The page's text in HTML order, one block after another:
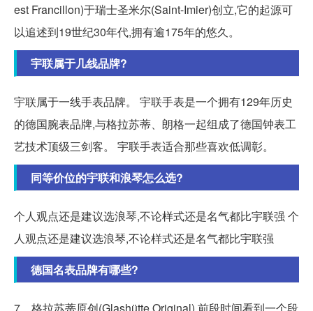
est Francillon)于瑞士圣米尔(Saint-Imier)创立,它的起源可
以追述到19世纪30年代,拥有逾175年的悠久。
宇联属于几线品牌?
宇联属于一线手表品牌。 宇联手表是一个拥有129年历史
的德国腕表品牌,与格拉苏蒂、朗格一起组成了德国钟表工
艺技术顶级三剑客。 宇联手表适合那些喜欢低调彰。
同等价位的宇联和浪琴怎么选?
个人观点还是建议选浪琴,不论样式还是名气都比宇联强 个
人观点还是建议选浪琴,不论样式还是名气都比宇联强
德国名表品牌有哪些?